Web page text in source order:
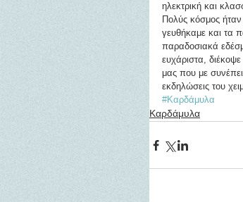
ηλεκτρική και
Πολύς κόσμος
γευθήκαμε και τα
παραδοσιακά
ευχάριστα,
μας που με
εκδηλώσεις του
#Καρδάμυλα
Καρδάμυλα